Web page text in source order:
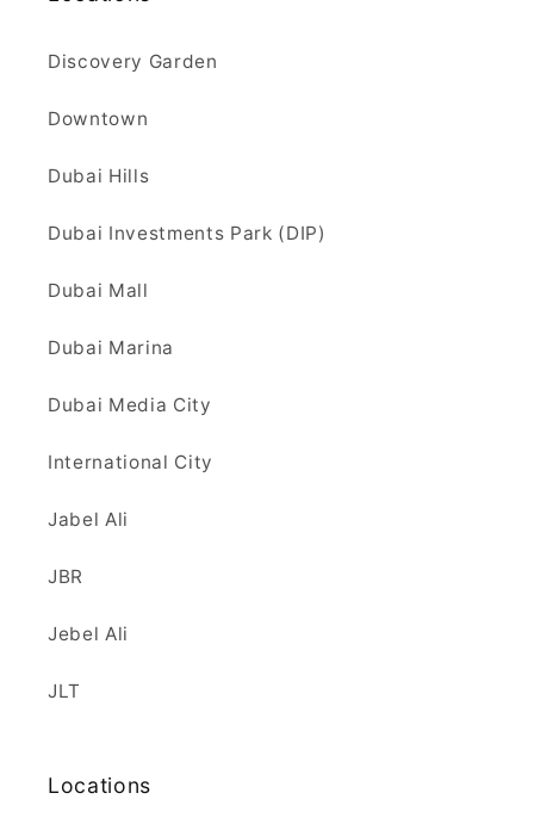
Discovery Garden
Downtown
Dubai Hills
Dubai Investments Park (DIP)
Dubai Mall
Dubai Marina
Dubai Media City
International City
Jabel Ali
JBR
Jebel Ali
JLT
Locations